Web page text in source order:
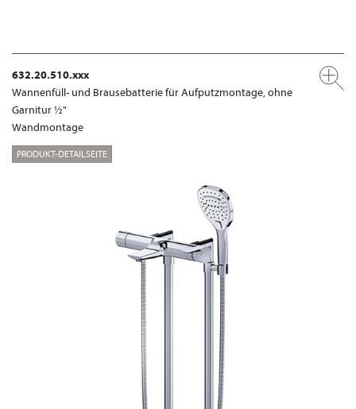
632.20.510.xxx
Wannenfüll- und Brausebatterie für Aufputzmontage, ohne
Garnitur ½"
Wandmontage
PRODUKT-DETAILSEITE